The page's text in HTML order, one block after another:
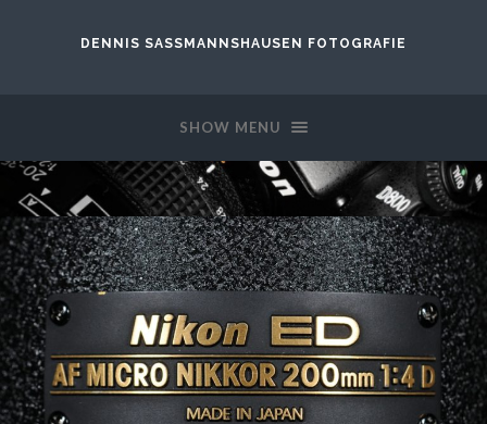
DENNIS SASSMANNSHAUSEN FOTOGRAFIE
SHOW MENU